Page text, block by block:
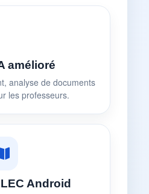
amélioré
analyse de documents
les professeurs.
Android